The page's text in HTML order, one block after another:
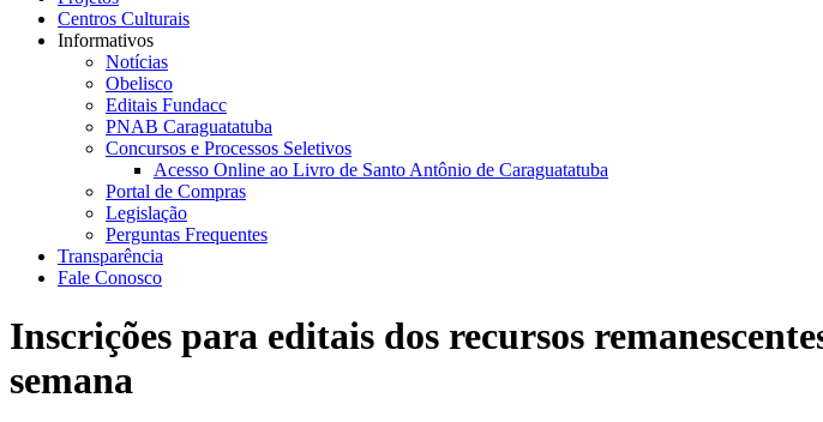
Centros Culturais
Informativos
Notícias
Obelisco
Editais Fundacc
PNAB Caraguatatuba
Concursos e Processos Seletivos
Acesso Online ao Livro de Santo Antônio de Caraguatatuba
Portal de Compras
Legislação
Perguntas Frequentes
Transparência
Fale Conosco
Inscrições para editais dos recursos
semana